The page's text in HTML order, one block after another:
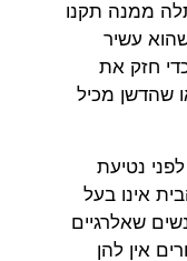
ממנה תקנו
עשיר
חזק את
שהדשן מכיל
נטיעת
אינו בעל
שאלרגיים
אין להן